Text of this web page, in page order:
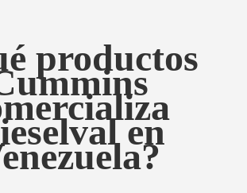
productos
en